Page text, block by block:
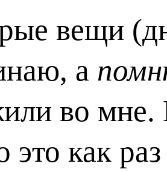
вещи
а
во мне.
это как